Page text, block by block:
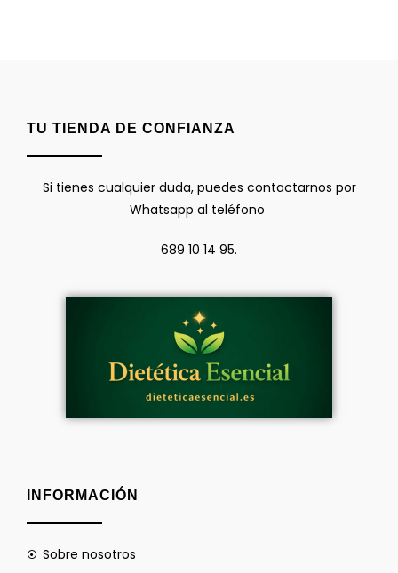
TU TIENDA DE CONFIANZA
Si tienes cualquier duda, puedes contactarnos por
Whatsapp al teléfono
689 10 14 95.
INFORMACIÓN
Sobre nosotros